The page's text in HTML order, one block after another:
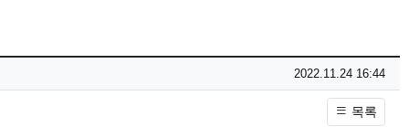
작성일
2022.11.24 16:44
목록